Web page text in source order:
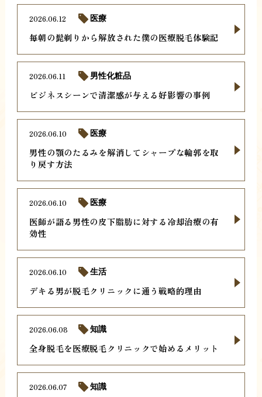
毎朝の髭剃りから解放された僕の医療脱毛体験記
2026.06.12 医療
ビジネスシーンで清潔感が与える好影響の事例
2026.06.11 男性化粧品
男性の顎のたるみを解消してシャープな輪郭を取
り戻す方法
2026.06.10 医療
医師が語る男性の皮下脂肪に対する冷却治療の有
効性
2026.06.10 医療
デキる男が脱毛クリニックに通う戦略的理由
2026.06.10 生活
全身脱毛を医療脱毛クリニックで始めるメリット
2026.06.08 知識
2026.06.07 知識